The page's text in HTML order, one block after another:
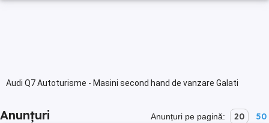
Audi Q7 Autoturisme - Masini second hand de vanzare Galati
Anunțuri Anunțuri pe pagină: 20 50